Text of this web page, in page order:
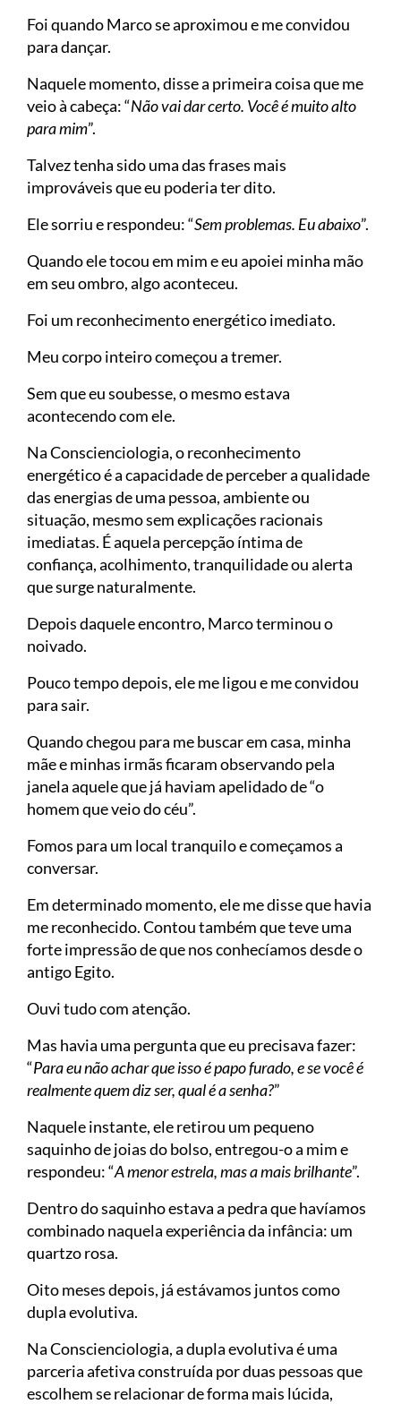
Foi quando Marco se aproximou e me convidou
para dançar.
Naquele momento, disse a primeira coisa que me
veio à cabeça: “Não vai dar certo. Você é muito alto
para mim”.
Talvez tenha sido uma das frases mais
improváveis que eu poderia ter dito.
Ele sorriu e respondeu: “Sem problemas. Eu abaixo”.
Quando ele tocou em mim e eu apoiei minha mão
em seu ombro, algo aconteceu.
Foi um reconhecimento energético imediato.
Meu corpo inteiro começou a tremer.
Sem que eu soubesse, o mesmo estava
acontecendo com ele.
Na Conscienciologia, o reconhecimento
energético é a capacidade de perceber a qualidade
das energias de uma pessoa, ambiente ou
situação, mesmo sem explicações racionais
imediatas. É aquela percepção íntima de
confiança, acolhimento, tranquilidade ou alerta
que surge naturalmente.
Depois daquele encontro, Marco terminou o
noivado.
Pouco tempo depois, ele me ligou e me convidou
para sair.
Quando chegou para me buscar em casa, minha
mãe e minhas irmãs ficaram observando pela
janela aquele que já haviam apelidado de “o
homem que veio do céu”.
Fomos para um local tranquilo e começamos a
conversar.
Em determinado momento, ele me disse que havia
me reconhecido. Contou também que teve uma
forte impressão de que nos conhecíamos desde o
antigo Egito.
Ouvi tudo com atenção.
Mas havia uma pergunta que eu precisava fazer:
“Para eu não achar que isso é papo furado, e se você é
realmente quem diz ser, qual é a senha?”
Naquele instante, ele retirou um pequeno
saquinho de joias do bolso, entregou-o a mim e
respondeu: “A menor estrela, mas a mais brilhante”.
Dentro do saquinho estava a pedra que havíamos
combinado naquela experiência da infância: um
quartzo rosa.
Oito meses depois, já estávamos juntos como
dupla evolutiva.
Na Conscienciologia, a dupla evolutiva é uma
parceria afetiva construída por duas pessoas que
escolhem se relacionar de forma mais lúcida,